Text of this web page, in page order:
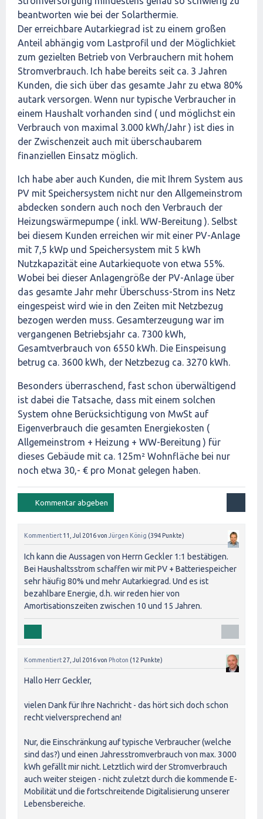
beantworten wie bei der Solarthermie.
Der erreichbare Autarkiegrad ist zu einem großen
Anteil abhängig vom Lastprofil und der Möglichkiet
zum gezielten Betrieb von Verbrauchern mit hohem
Stromverbrauch. Ich habe bereits seit ca. 3 Jahren
Kunden, die sich über das gesamte Jahr zu etwa 80%
autark versorgen. Wenn nur typische Verbraucher in
einem Haushalt vorhanden sind ( und möglichst ein
Verbrauch von maximal 3.000 kWh/Jahr ) ist dies in
der Zwischenzeit auch mit überschaubarem
finanziellen Einsatz möglich.
Ich habe aber auch Kunden, die mit Ihrem System aus
PV mit Speichersystem nicht nur den Allgemeinstrom
abdecken sondern auch noch den Verbrauch der
Heizungswärmepumpe ( inkl. WW-Bereitung ). Selbst
bei diesem Kunden erreichen wir mit einer PV-Anlage
mit 7,5 kWp und Speichersystem mit 5 kWh
Nutzkapazität eine Autarkiequote von etwa 55%.
Wobei bei dieser Anlagengröße der PV-Anlage über
das gesamte Jahr mehr Überschuss-Strom ins Netz
eingespeist wird wie in den Zeiten mit Netzbezug
bezogen werden muss. Gesamterzeugung war im
vergangenen Betriebsjahr ca. 7300 kWh,
Gesamtverbrauch von 6550 kWh. Die Einspeisung
betrug ca. 3600 kWh, der Netzbezug ca. 3270 kWh.
Besonders überraschend, fast schon überwältigend
ist dabei die Tatsache, dass mit einem solchen
System ohne Berücksichtigung von MwSt auf
Eigenverbrauch die gesamten Energiekosten (
Allgemeinstrom + Heizung + WW-Bereitung ) für
dieses Gebäude mit ca. 125m² Wohnfläche bei nur
noch etwa 30,- € pro Monat gelegen haben.
Kommentiert 11, Jul 2016vonJürgen König (394 Punkte)
Ich kann die Aussagen von Herrn Geckler 1:1 bestätigen.
Bei Haushaltsstrom schaffen wir mit PV + Batteriespeicher
sehr häufig 80% und mehr Autarkiegrad. Und es ist
bezahlbare Energie, d.h. wir reden hier von
Amortisationszeiten zwischen 10 und 15 Jahren.
Kommentiert 27, Jul 2016von Photon (12 Punkte)
Hallo Herr Geckler,
vielen Dank für Ihre Nachricht - das hört sich doch schon
recht vielversprechend an!
Nur, die Einschränkung auf typische Verbraucher (welche
sind das?) und einen Jahresstromverbrauch von max. 3000
kWh gefällt mir nicht. Letztlich wird der Stromverbrauch
auch weiter steigen - nicht zuletzt durch die kommende E-
Mobilität und die fortschreitende Digitalisierung unserer
Lebensbereiche.